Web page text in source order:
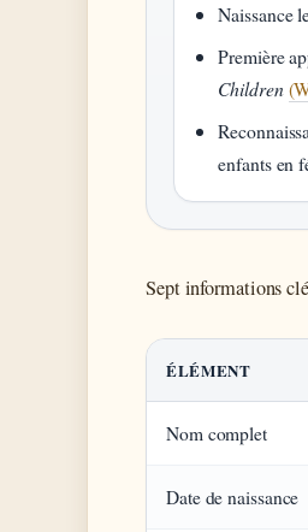
Naissance
Première
Children
enfants en
Sept informations
ÉLÉMENT
Nom complet
Date de naissance